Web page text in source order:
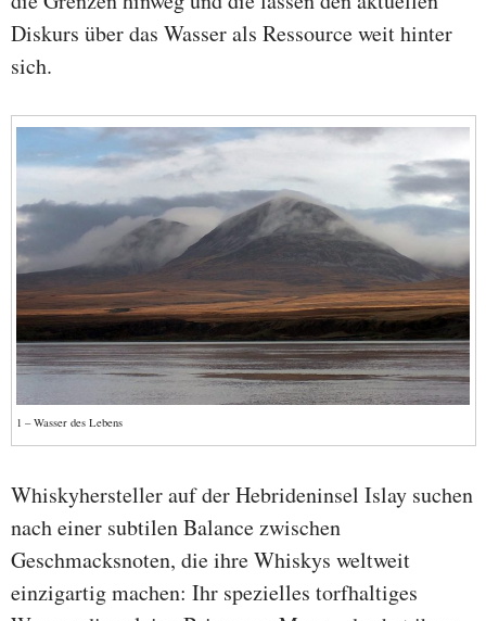
Diskurs über das Wasser als Ressource weit hinter
sich.
1 – Wasser des Lebens
Whiskyhersteller auf der Hebrideninsel Islay suchen
nach einer subtilen Balance zwischen
Geschmacksnoten, die ihre Whiskys weltweit
einzigartig machen: Ihr spezielles torfhaltiges